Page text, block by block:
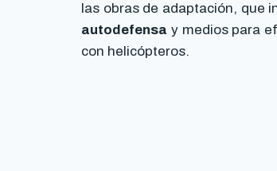
las obras de adaptación, que
autodefensa y medios para
con helicópteros.